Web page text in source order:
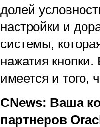
долей
настройки и
системы,
нажатия
имеется и того,
CNews: Ваша
партнеров